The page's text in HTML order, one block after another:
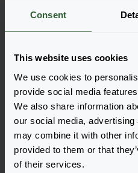
Consent
This website uses cookies
We use cookies to
provide social media
We also share information
our social media,
may combine it with other
provided to them or that
of their services.
1281
Polaris Magenta
1281
Polaris Purple
1281